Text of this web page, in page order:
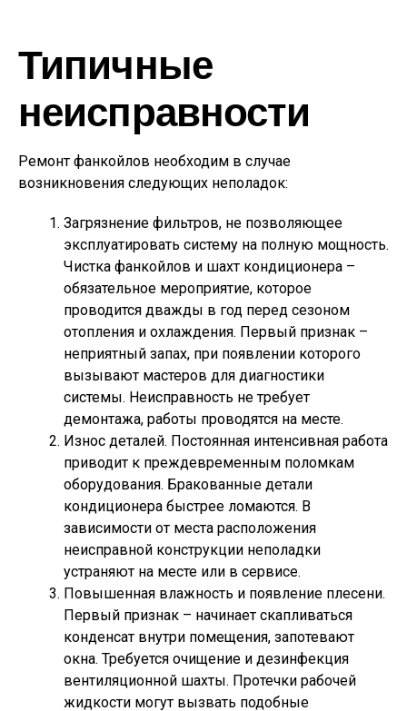
Типичные
неисправности
Ремонт фанкойлов необходим в случае
возникновения следующих неполадок:
Загрязнение фильтров, не позволяющее
эксплуатировать систему на полную мощность.
Чистка фанкойлов и шахт кондиционера –
обязательное мероприятие, которое
проводится дважды в год перед сезоном
отопления и охлаждения. Первый признак –
неприятный запах, при появлении которого
вызывают мастеров для диагностики
системы. Неисправность не требует
демонтажа, работы проводятся на месте.
Износ деталей. Постоянная интенсивная работа
приводит к преждевременным поломкам
оборудования. Бракованные детали
кондиционера быстрее ломаются. В
зависимости от места расположения
неисправной конструкции неполадки
устраняют на месте или в сервисе.
Повышенная влажность и появление плесени.
Первый признак – начинает скапливаться
конденсат внутри помещения, запотевают
окна. Требуется очищение и дезинфекция
вентиляционной шахты. Протечки рабочей
жидкости могут вызвать подобные